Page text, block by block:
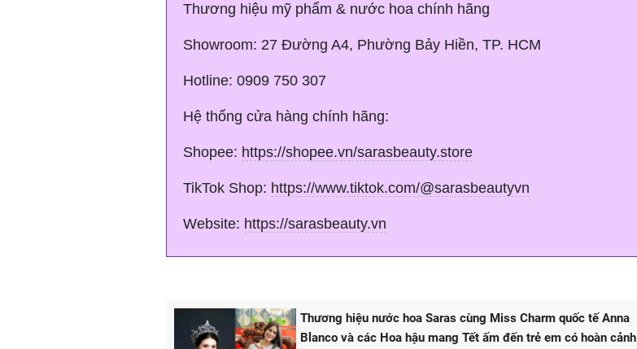
Thương hiệu mỹ phẩm & nước hoa chính hãng
Showroom: 27 Đường A4, Phường Bảy Hiền, TP. HCM
Hotline: 0909 750 307
Hệ thống cửa hàng chính hãng:
Shopee: https://shopee.vn/sarasbeauty.store
TikTok Shop: https://www.tiktok.com/@sarasbeautyvn
Website: https://sarasbeauty.vn
Thương hiệu nước hoa Saras cùng Miss Charm quốc tế Anna
Blanco và các Hoa hậu mang Tết ấm đến trẻ em có hoàn cảnh